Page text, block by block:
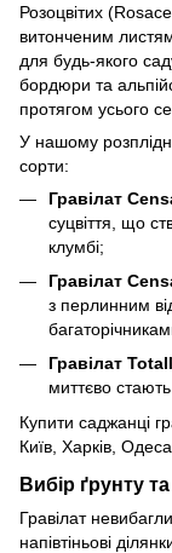
Розоцвітих
витонченим
для будь-якого
бордюри та
протягом усього
У нашому
сорти:
Гравілат
суцвіття, що
клумбі;
Гравілат
з перлинним
Гравілат
миттєво
Купити саджанці
Київ, Харків,
Вибір ґрунту
Гравілат
напівтіньові